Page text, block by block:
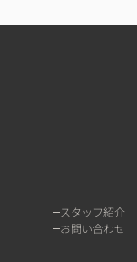
スタッフ紹介
お問い合わせ